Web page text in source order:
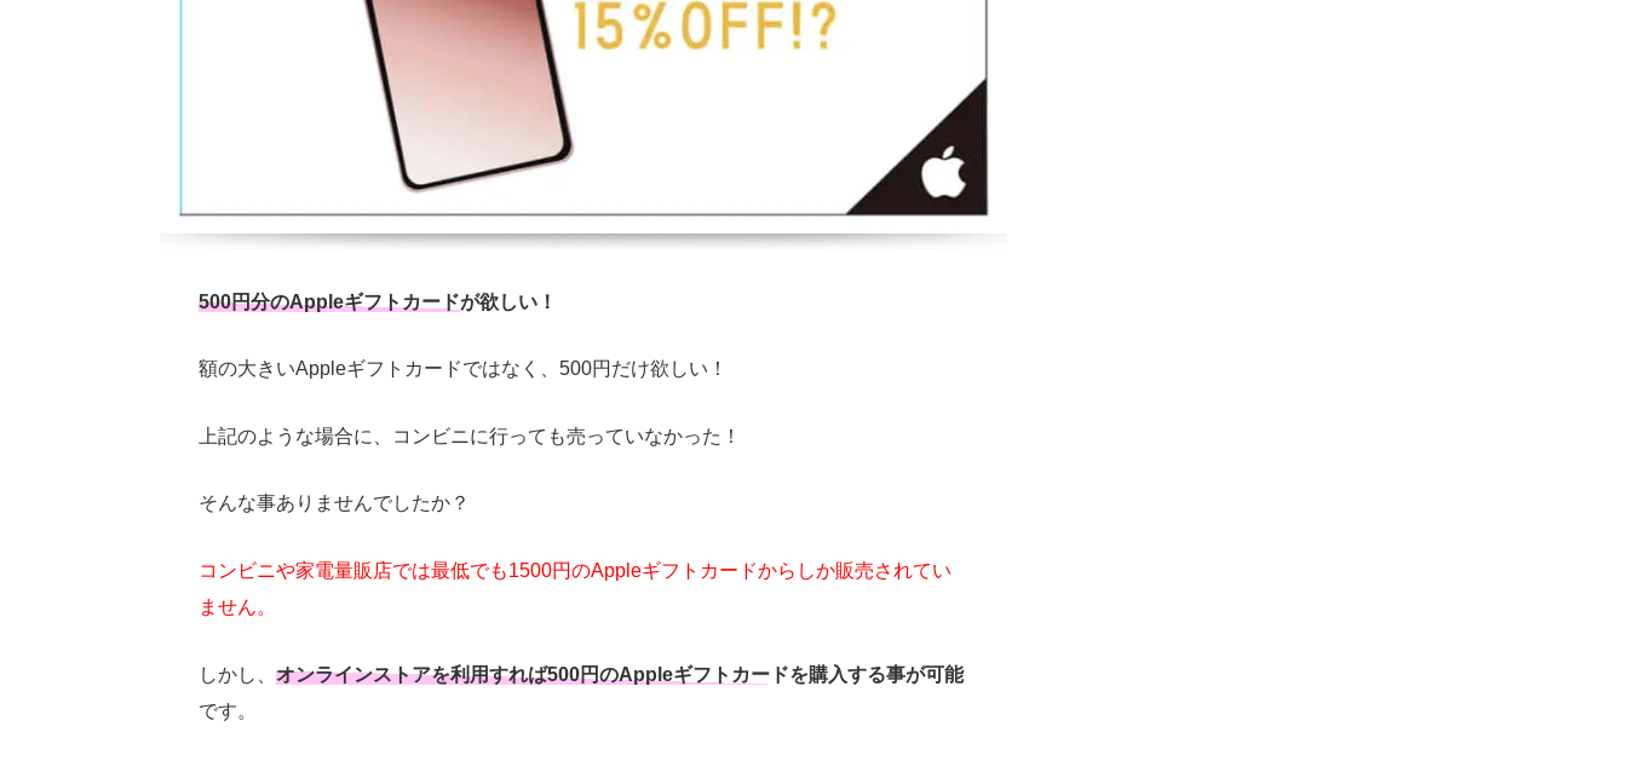
500円分のAppleギフトカードが欲しい！
額の大きいAppleギフトカードではなく、500円だけ欲しい！
上記のような場合に、コンビニに行っても売っていなかった！
そんな事ありませんでしたか？
コンビニや家電量販店では最低でも1500円のAppleギフトカードからしか販売されてい
ません。
しかし、 オンラインストアを利用すれば500円のAppleギフトカードを購入する事が可能
です。